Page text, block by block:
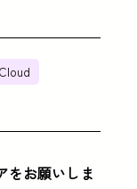
をお願いしま